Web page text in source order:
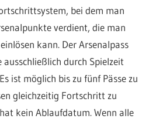
bei dem man
verdient, die man
kann. Der Arsenalpass
durch Spielzeit
ist möglich bis zu fünf Pässe zu
gleichzeitig Fortschritt zu
kein Ablaufdatum. Wenn alle